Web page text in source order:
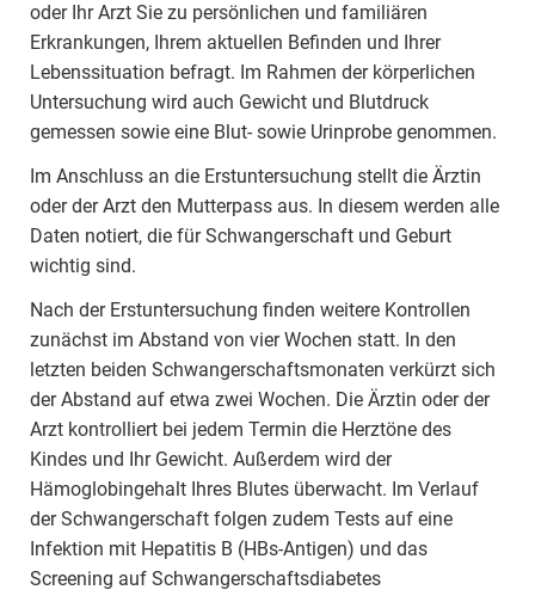
oder Ihr Arzt Sie zu persönlichen und familiären
Erkrankungen, Ihrem aktuellen Befinden und Ihrer
Lebenssituation befragt. Im Rahmen der körperlichen
Untersuchung wird auch Gewicht und Blutdruck
gemessen sowie eine Blut- sowie Urinprobe genommen.
Im Anschluss an die Erstuntersuchung stellt die Ärztin
oder der Arzt den Mutterpass aus. In diesem werden alle
Daten notiert, die für Schwangerschaft und Geburt
wichtig sind.
Nach der Erstuntersuchung finden weitere Kontrollen
zunächst im Abstand von vier Wochen statt. In den
letzten beiden Schwangerschaftsmonaten verkürzt sich
der Abstand auf etwa zwei Wochen. Die Ärztin oder der
Arzt kontrolliert bei jedem Termin die Herztöne des
Kindes und Ihr Gewicht. Außerdem wird der
Hämoglobingehalt Ihres Blutes überwacht. Im Verlauf
der Schwangerschaft folgen zudem Tests auf eine
Infektion mit Hepatitis B (HBs-Antigen) und das
Screening auf Schwangerschaftsdiabetes